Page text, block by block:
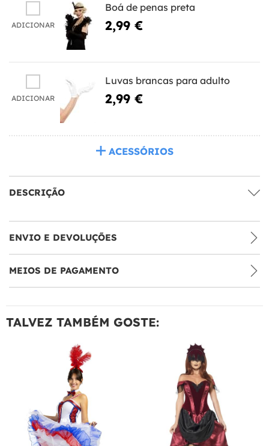
ADICIONAR
Boá de penas preta
2,99 €
ADICIONAR
Luvas brancas para adulto
2,99 €
ACESSÓRIOS
DESCRIÇÃO
ENVIO E DEVOLUÇÕES
MEIOS DE PAGAMENTO
TALVEZ TAMBÉM GOSTE: